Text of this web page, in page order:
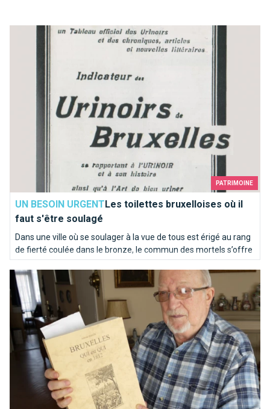
PATRIMOINE
UN BESOIN URGENTLes toilettes bruxelloises où il
faut s'être soulagé
Dans une ville où se soulager à la vue de tous est érigé au rang
de fierté coulée dans le bronze, le commun des mortels s’offre
de temps à autre une pause sanitaire qui sort de l’ordinaire.
Sélection d’adresses pour vos petits besoins...
Les toilettes bruxelloises où il faut s'être soulagé
Le Facebook bruxellois de 1812